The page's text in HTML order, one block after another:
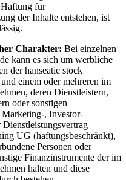
für
der Inhalte entstehen, ist
Charakter: Bei einzelnen
kann es sich um werbliche
der hanseatic stock
einem oder mehreren im
deren Dienstleistern,
oder sonstigen
, Investor-
UG (haftungsbeschränkt),
Personen oder
Finanzinstrumente der im
halten und diese